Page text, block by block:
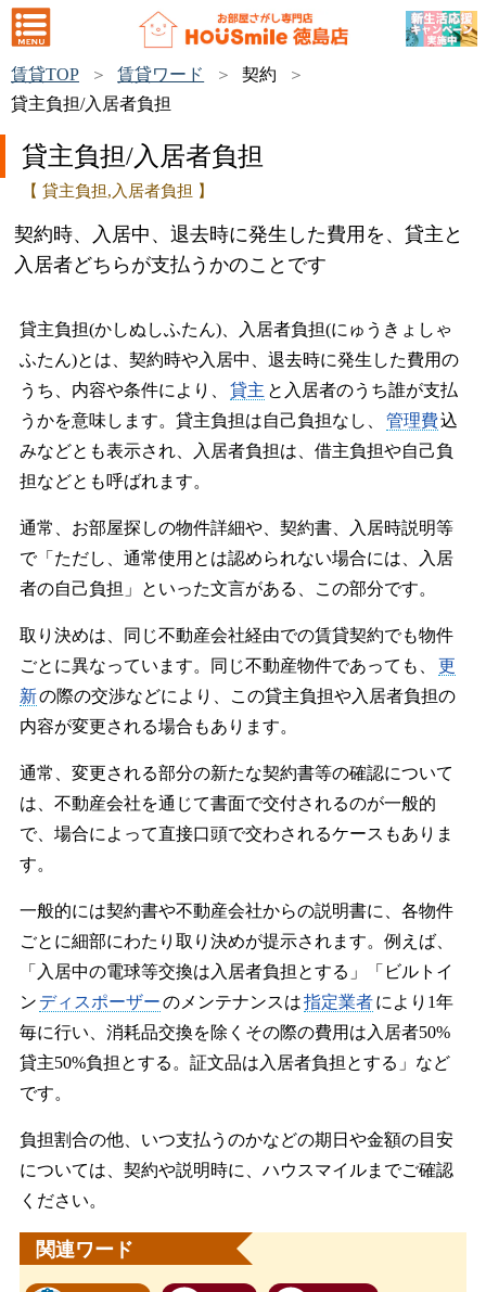
賃貸TOP 賃貸ワード
契約
貸主負担/入居者負担
貸主負担/入居者負担
【 貸主負担,入居者負担 】
契約時、入居中、退去時に発生した費用を、貸主と
入居者どちらが支払うかのことです
貸主負担(かしぬしふたん)、入居者負担(にゅうきょしゃ
ふたん)とは、契約時や入居中、退去時に発生した費用の
うち、内容や条件により、
貸主 と入居者のうち誰が支払
うかを意味します。貸主負担は自己負担なし、
管理費込
みなどとも表示され、入居者負担は、借主負担や自己負
担などとも呼ばれます。
通常、お部屋探しの物件詳細や、契約書、入居時説明等
で「ただし、通常使用とは認められない場合には、入居
者の自己負担」といった文言がある、この部分です。
取り決めは、同じ不動産会社経由での賃貸契約でも物件
ごとに異なっています。同じ不動産物件であっても、
更
新の際の交渉などにより、この貸主負担や入居者負担の
内容が変更される場合もあります。
通常、変更される部分の新たな契約書等の確認について
は、不動産会社を通じて書面で交付されるのが一般的
で、場合によって直接口頭で交わされるケースもありま
す。
一般的には契約書や不動産会社からの説明書に、各物件
ごとに細部にわたり取り決めが提示されます。例えば、
「入居中の電球等交換は入居者負担とする」「ビルトイ
ン ディスポーザーのメンテナンスは指定業者により1年
毎に行い、消耗品交換を除くその際の費用は入居者50%
貸主50%負担とする。証文品は入居者負担とする」など
です。
負担割合の他、いつ支払うのかなどの期日や金額の目安
については、契約や説明時に、ハウスマイルまでご確認
ください。
関連ワード